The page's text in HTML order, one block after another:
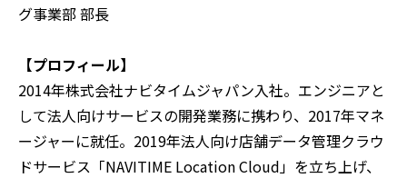
グ事業部 部長
【プロフィール】
2014年株式会社ナビタイムジャパン入社。エンジニアと
して法人向けサービスの開発業務に携わり、2017年マネ
ージャーに就任。2019年法人向け店舗データ管理クラウ
ドサービス「NAVITIME Location Cloud」を立ち上げ、